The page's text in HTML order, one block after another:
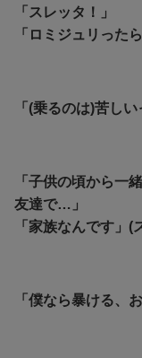
「スレッタ！」
「ロミジュリった
「(乗るのは)苦し
「子供の頃から一
友達で…」
「家族なんです」 (
「僕なら暴ける、